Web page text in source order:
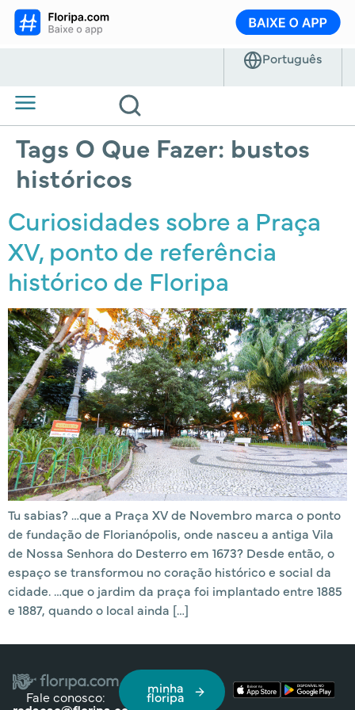
Tags O Que Fazer: bustos
históricos
Curiosidades sobre a Praça
XV, ponto de referência
histórico de Floripa
Tu sabias? …que a Praça XV de Novembro marca o ponto
de fundação de Florianópolis, onde nasceu a antiga Vila
de Nossa Senhora do Desterro em 1673? Desde então, o
espaço se transformou no coração histórico e social da
cidade. …que o jardim da praça foi implantado entre 1885
e 1887, quando o local ainda […]
Fale conosco:
minha
floripa